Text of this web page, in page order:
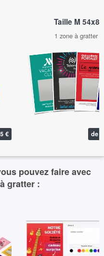
€
Taille M
1 zone à gratter
de
pouvez faire avec
gratter :